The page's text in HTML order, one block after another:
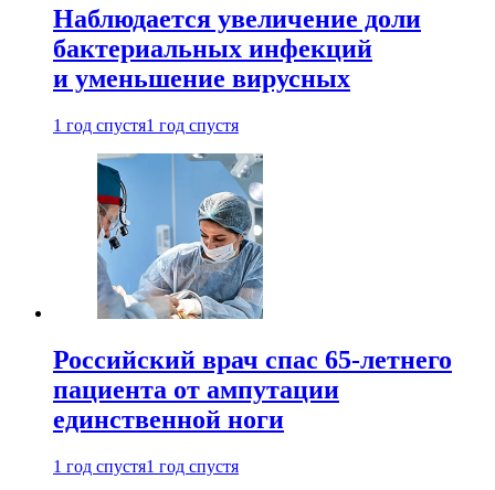
Наблюдается увеличение доли
бактериальных инфекций
и уменьшение вирусных
1 год спустя1 год спустя
Российский врач спас 65-летнего
пациента от ампутации
единственной ноги
1 год спустя1 год спустя